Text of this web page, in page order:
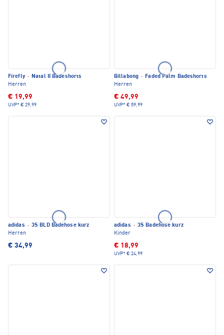
Firefly · Natal II Badeshorts
Herren
€ 19,99
UVP* € 29,99
Billabong · Faded Palm Badeshorts
Herren
€ 49,99
UVP* € 59,99
adidas · 3S BLD Badehose kurz
Herren
€ 34,99
adidas · 3S Badehose kurz
Kinder
€ 18,99
UVP* € 24,99